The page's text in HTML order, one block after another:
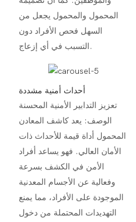
المحمول والمحمول يجعل من
السهل فحص الأفراد دون
التسبب في أي إزعاج.
أحداث أمنية مشددة
تعزيز التدابير الأمنية المحسنة
الوصف: يعد كاشف المعادن
المحمول أداة قيمة للأحداث ذات
الأمان العالي. فهو يساعد أفراد
الأمن في الكشف بسرعة
وفعالية عن الأجسام المعدنية
الموجودة على الأفراد، مما يمنع
التهديدات المحتملة من دخول